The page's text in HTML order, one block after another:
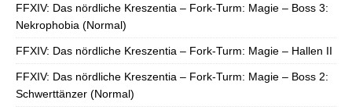
FFXIV: Das nördliche Kreszentia – Fork-Turm: Magie – Boss 3:
Nekrophobia (Normal)
FFXIV: Das nördliche Kreszentia – Fork-Turm: Magie – Hallen II
FFXIV: Das nördliche Kreszentia – Fork-Turm: Magie – Boss 2:
Schwerttänzer (Normal)